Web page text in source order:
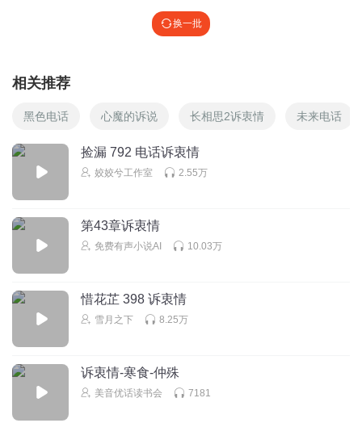
换一批
相关推荐
黑色电话 心魔的诉说 长相思2诉衷情 未来电话
捡漏 792 电话诉衷情
姣姣兮工作室 2.55万
第43章诉衷情
免费有声小说AI 10.03万
惜花芷 398 诉衷情
雪月之下 8.25万
诉衷情-寒食-仲殊
美音优话读书会 7181